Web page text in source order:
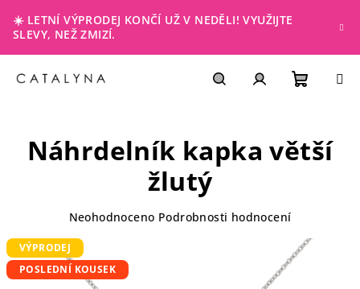
obsah
☀️ LETNÍ VÝPRODEJ KONČÍ UŽ V NEDĚLI! VYUŽIJTE
SLEVY, NEŽ ZMIZÍ.
KOŠÍK
Náhrdelník kapka větší
žlutý
Průměrné
produktu
je
0,0
Neohodnoceno Podrobnosti hodnocení
VÝPRODEJ
POSLEDNÍ KOUSEK